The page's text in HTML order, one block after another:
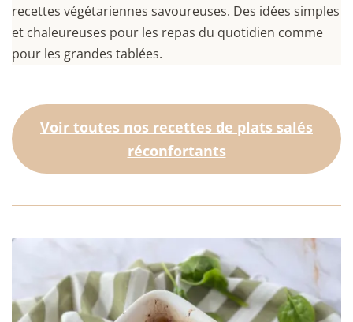
recettes végétariennes savoureuses. Des idées simples
et chaleureuses pour les repas du quotidien comme
pour les grandes tablées.
Voir toutes nos recettes de plats salés
réconfortants